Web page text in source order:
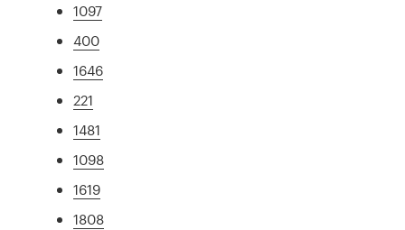
1097
400
1646
221
1481
1098
1619
1808